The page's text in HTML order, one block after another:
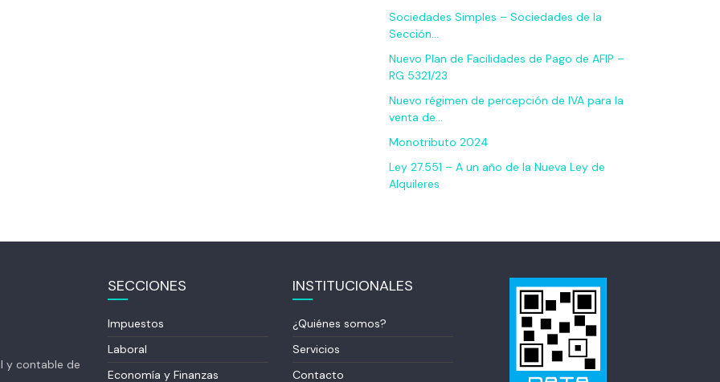
Sociedades Simples – Sociedades de la
Sección…
Nuevo Plan de Facilidades de Pago de AFIP –
RG 5321/23
Nuevo régimen de percepción de IVA para la
venta de…
Monotributo 2024
Ley 27.551 – A un año de la Nueva Ley de
Alquileres
y contable de
SECCIONES
Impuestos
Laboral
Economía y Finanzas
INSTITUCIONALES
¿Quiénes somos?
Servicios
Contacto